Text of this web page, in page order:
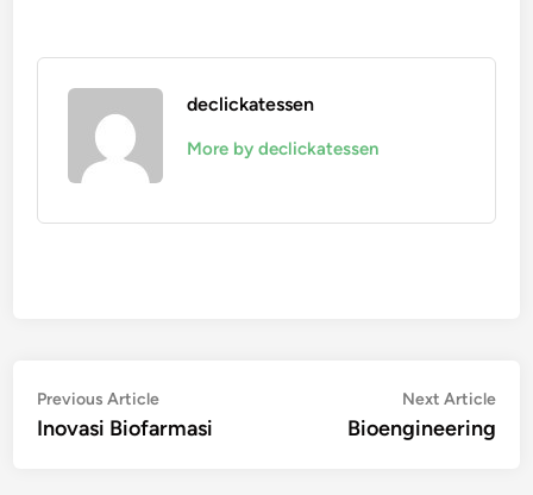
declickatessen
More by declickatessen
Navigasi
pos
Previous ArticlePrevious
article:
Inovasi Biofarmasi
Next Article
Bioengineering